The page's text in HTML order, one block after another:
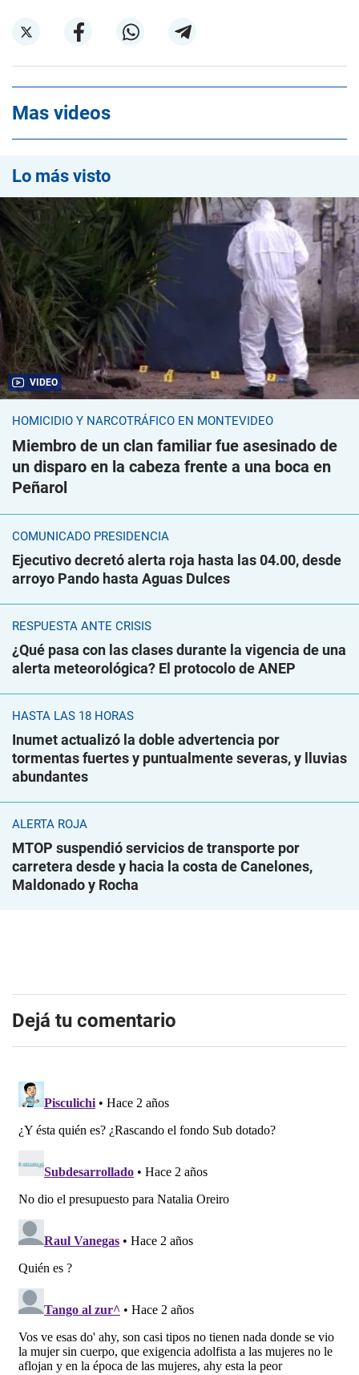
Mas videos
Lo más visto
VIDEO
HOMICIDIO Y NARCOTRÁFICO EN MONTEVIDEO
Miembro de un clan familiar fue asesinado de
un disparo en la cabeza frente a una boca en
Peñarol
COMUNICADO PRESIDENCIA
Ejecutivo decretó alerta roja hasta las 04.00, desde
arroyo Pando hasta Aguas Dulces
RESPUESTA ANTE CRISIS
¿Qué pasa con las clases durante la vigencia de una
alerta meteorológica? El protocolo de ANEP
HASTA LAS 18 HORAS
Inumet actualizó la doble advertencia por
tormentas fuertes y puntualmente severas, y lluvias
abundantes
ALERTA ROJA
MTOP suspendió servicios de transporte por
carretera desde y hacia la costa de Canelones,
Maldonado y Rocha
Dejá tu comentario